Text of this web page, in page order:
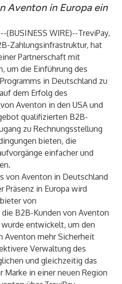
Aventon in Europa ein
(BUSINESS WIRE)--TreviPay,
Zahlungsinfrastruktur, hat
Partnerschaft mit
um die Einführung des
in Deutschland zu
dem Erfolg des
Aventon in den USA und
qualifizierten B2B-
zu Rechnungsstellung
bieten, die
einfacher und
von Aventon in Deutschland
Präsenz in Europa wird
von
B2B-Kunden von Aventon
entwickelt, um den
Aventon mehr Sicherheit
Verwaltung des
und gleichzeitig das
in einer neuen Region